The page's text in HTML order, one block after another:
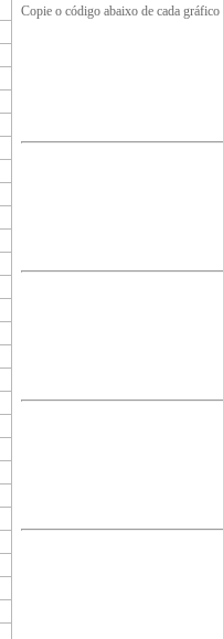
Copie o código abaixo de cada gráfico